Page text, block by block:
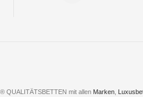
QUALITÄTSBETTEN mit allen Marken